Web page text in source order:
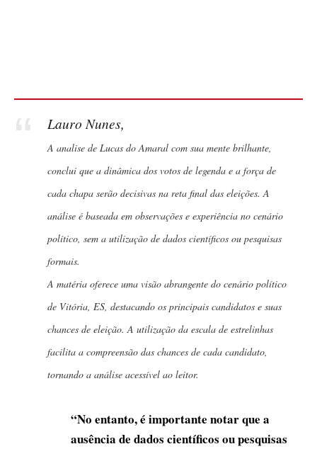
Lauro Nunes,
A analise de Lucas do Amaral com sua mente brilhante,
conclui que a dinâmica dos votos de legenda e a força de
cada chapa serão decisivas na reta final das eleições. A
análise é baseada em observações e experiência no cenário
político, sem a utilização de dados científicos ou pesquisas
formais.
A matéria oferece uma visão abrangente do cenário político
de Vitória, ES, destacando os principais candidatos e suas
chances de eleição. A utilização da escala de estrelinhas
facilita a compreensão das chances de cada candidato,
tornando a análise acessível ao leitor.
“No entanto, é importante notar que a
ausência de dados científicos ou pesquisas